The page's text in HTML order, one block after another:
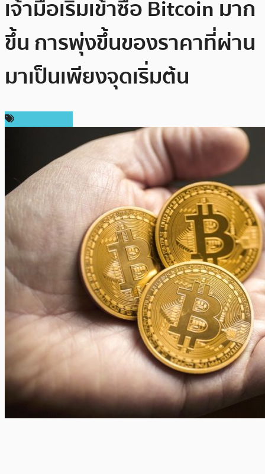
เจ้ามือเริ่มเข้าซื้อ Bitcoin มาก
ขึ้น การพุ่งขึ้นของราคาที่ผ่าน
มาเป็นเพียงจุดเริ่มต้น